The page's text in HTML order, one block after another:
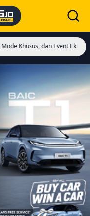
dan Event Eksklusif!